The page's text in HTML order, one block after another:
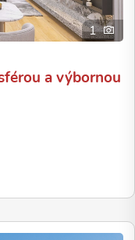
1
a výbornou